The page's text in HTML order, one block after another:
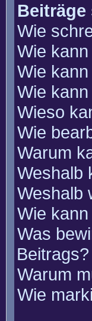
Beiträge
Wie
Wie
Wie
Wie
Wieso
Wie
Warum
Weshalb
Weshalb
Wie
Was
Beitrags?
Warum
Wie